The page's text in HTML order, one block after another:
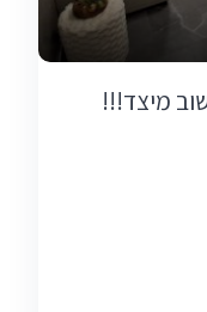
מיצד!!!